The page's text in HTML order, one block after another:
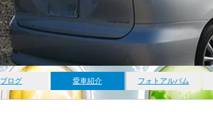
ブログ 愛車紹介 フォトアルバム